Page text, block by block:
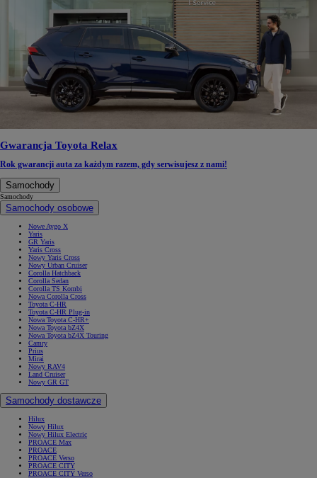
Gwarancja Toyota Relax
Rok gwarancji auta za każdym razem, gdy serwisujesz z nami!
Samochody
Samochody
Samochody osobowe
Nowe Aygo X
Yaris
GR Yaris
Yaris Cross
Nowy Yaris Cross
Nowy Urban Cruiser
Corolla Hatchback
Corolla Sedan
Corolla TS Kombi
Nowa Corolla Cross
Toyota C-HR
Toyota C-HR Plug-in
Nowa Toyota C-HR+
Nowa Toyota bZ4X
Nowa Toyota bZ4X Touring
Camry
Prius
Mirai
Nowy RAV4
Land Cruiser
Nowy GR GT
Samochody dostawcze
Hilux
Nowy Hilux
Nowy Hilux Electric
PROACE Max
PROACE
PROACE Verso
PROACE CITY
PROACE CITY Verso